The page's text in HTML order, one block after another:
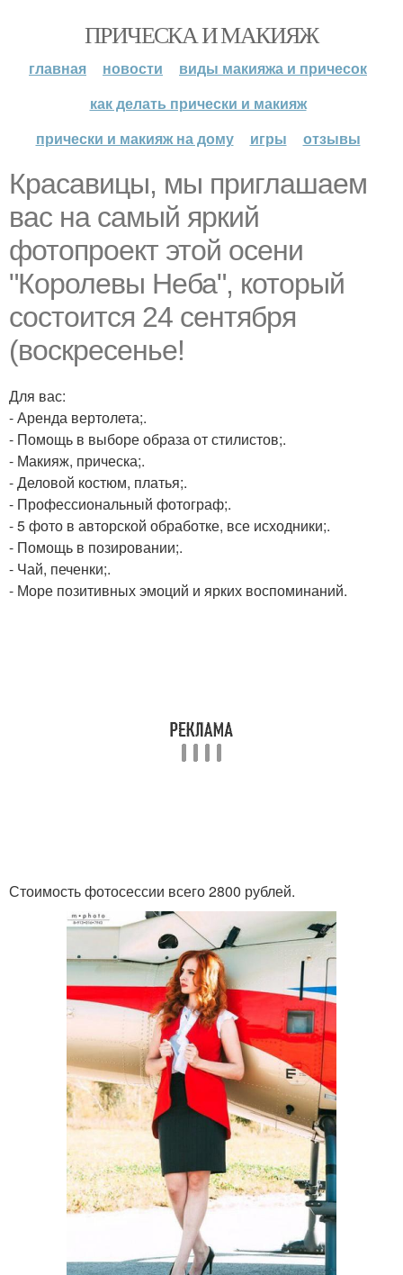
ПРИЧЕСКА И МАКИЯЖ
главная новости
виды макияжа и причесок
как делать прически и макияж
прически и макияж на дому
игры отзывы
Красавицы, мы приглашаем
вас на самый яркий
фотопроект этой осени
"Королевы Неба", который
состоится 24 сентября
(воскресенье!
Для вас:
- Аренда вертолета;.
- Помощь в выборе образа от стилистов;.
- Макияж, прическа;.
- Деловой костюм, платья;.
- Профессиональный фотограф;.
- 5 фото в авторской обработке, все исходники;.
- Помощь в позировании;.
- Чай, печенки;.
- Море позитивных эмоций и ярких воспоминаний.
Стоимость фотосессии всего 2800 рублей.